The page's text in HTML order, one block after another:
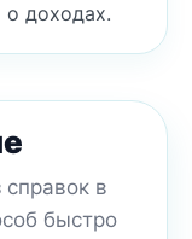
доходах.
справок в
быстро